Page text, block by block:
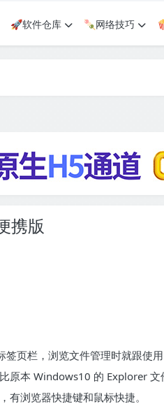
🚀软件仓库 🍡网络技巧
携版
页栏，浏览文件管理时就跟使
原本 Windows10 的 Explorer 文
有浏览器快捷键和鼠标快捷。